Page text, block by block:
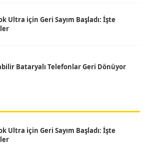
Ultra için Geri Sayım Başladı: İşte
Bataryalı Telefonlar Geri Dönüyor
Ultra için Geri Sayım Başladı: İşte